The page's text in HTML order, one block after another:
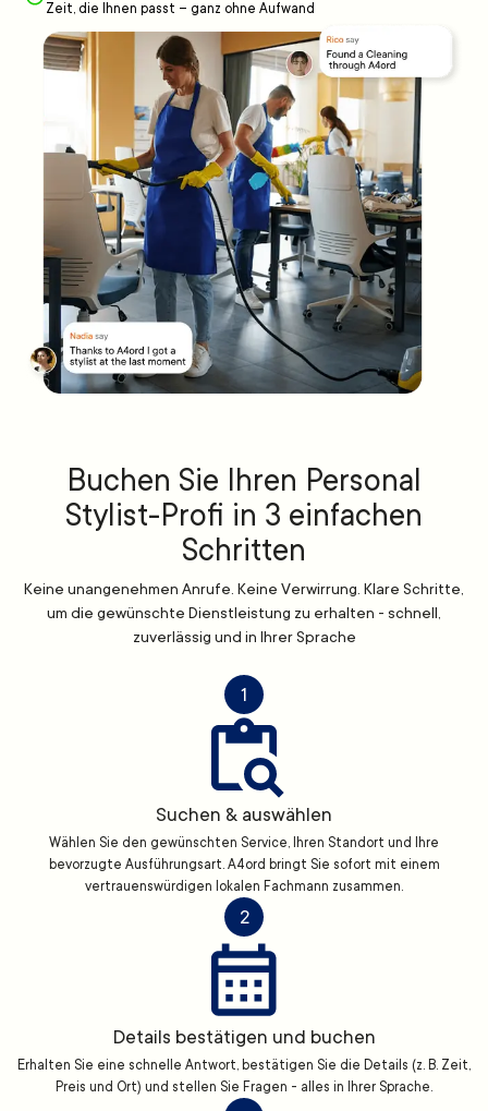
Zeit, die Ihnen passt – ganz ohne Aufwand
Buchen Sie Ihren Personal
Stylist-Profi in 3 einfachen
Schritten
Keine unangenehmen Anrufe. Keine Verwirrung. Klare Schritte,
um die gewünschte Dienstleistung zu erhalten - schnell,
zuverlässig und in Ihrer Sprache
1
Suchen & auswählen
Wählen Sie den gewünschten Service, Ihren Standort und Ihre
bevorzugte Ausführungsart. A4ord bringt Sie sofort mit einem
vertrauenswürdigen lokalen Fachmann zusammen.
2
Details bestätigen und buchen
Erhalten Sie eine schnelle Antwort, bestätigen Sie die Details (z. B. Zeit,
Preis und Ort) und stellen Sie Fragen - alles in Ihrer Sprache.